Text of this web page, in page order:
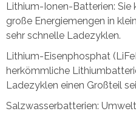
Lithium-Ionen-Batterien: Sie
große Energiemengen in
sehr schnelle Ladezyklen.
Lithium-Eisenphosphat
herkömmliche
Ladezyklen einen Großteil
Salzwasserbatterien: